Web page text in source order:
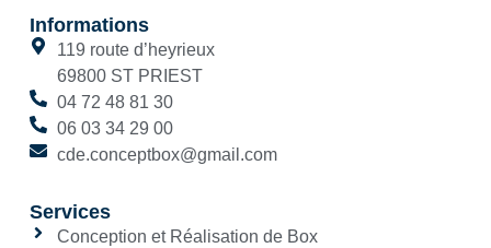
Informations
119 route d’heyrieux
69800 ST PRIEST
04 72 48 81 30
06 03 34 29 00
cde.conceptbox@gmail.com
Services
Conception et Réalisation de Box